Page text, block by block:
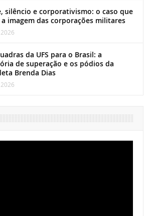
silêncio e corporativismo: o caso que
imagem das corporações militares
da UFS para o Brasil: a
de superação e os pódios da
Brenda Dias